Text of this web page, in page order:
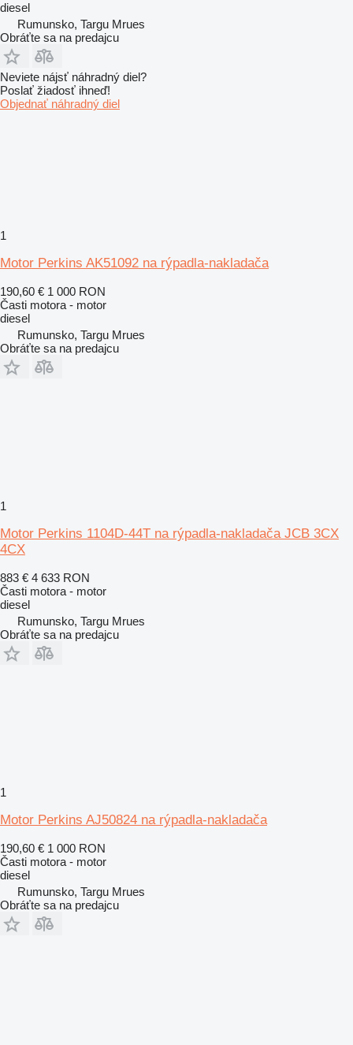
diesel
Rumunsko, Targu Mrues
Obráťte sa na predajcu
Neviete nájsť náhradný diel?
Poslať žiadosť ihneď!
Objednať náhradný diel
1
Motor Perkins AK51092 na rýpadla-nakladača
190,60 € 1 000 RON
Časti motora - motor
diesel
Rumunsko, Targu Mrues
Obráťte sa na predajcu
1
Motor Perkins 1104D-44T na rýpadla-nakladača JCB 3CX
4CX
883 € 4 633 RON
Časti motora - motor
diesel
Rumunsko, Targu Mrues
Obráťte sa na predajcu
1
Motor Perkins AJ50824 na rýpadla-nakladača
190,60 € 1 000 RON
Časti motora - motor
diesel
Rumunsko, Targu Mrues
Obráťte sa na predajcu